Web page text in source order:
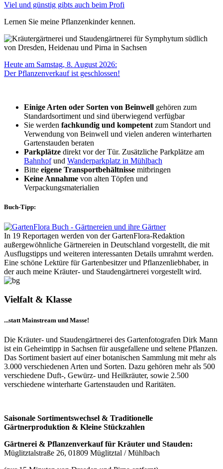
Viel und günstig gibts auch beim Profi
Lernen Sie meine Pflanzenkinder kennen.
Heute am Samstag, 8. August 2026:
Der Pflanzenverkauf ist geschlossen!
Einige Arten oder Sorten von Beinwell gehören zum
Standardsortiment und sind überwiegend verfügbar
Sie werden fachkundig und kompetent zum Standort und
Verwendung von Beinwell und vielen anderen winterharten
Gartenstauden beraten
Parkplätze direkt vor der Tür. Zusätzliche Parkplätze am
Bahnhofund Wanderparkplatz in Mühlbach
Bitte eigene Transportbehältnisse mitbringen
Keine Annahme von alten Töpfen und
Verpackungsmaterialien
Buch-Tipp:
In 19 Reportagen werden von der GartenFlora-Redaktion
außergewöhnliche Gärtnereien in Deutschland vorgestellt, die mit
Ausflugstipps und weiteren interessanten Details umrahmt werden.
Eine schöne Lektüre für Gartenbesitzer und Pflanzenliebhaber, in
der auch meine Kräuter- und Staudengärtnerei vorgestellt wird.
Vielfalt & Klasse
...statt Mainstream und Masse!
Die Kräuter- und Staudengärtnerei des Gartenfotografen Dirk Mann
ist ein Geheimtipp in Sachsen für ausgefallene und seltene Pflanzen.
Das Sortiment basiert auf einer botanischen Sammlung mit mehr als
3.000 verschiedenen Arten und Sorten. Dazu gehören mehr als 500
verschiedene Duft-, Gewürz- und Heilkräuter, sowie 2.500
verschiedene winterharte Gartenstauden und Raritäten.
Saisonale Sortimentswechsel & Traditionelle
Gärtnerproduktion & Kleine Stückzahlen
Gärtnerei & Pflanzenverkauf für Kräuter und Stauden:
Müglitztalstraße 26, 01809 Müglitztal / Mühlbach